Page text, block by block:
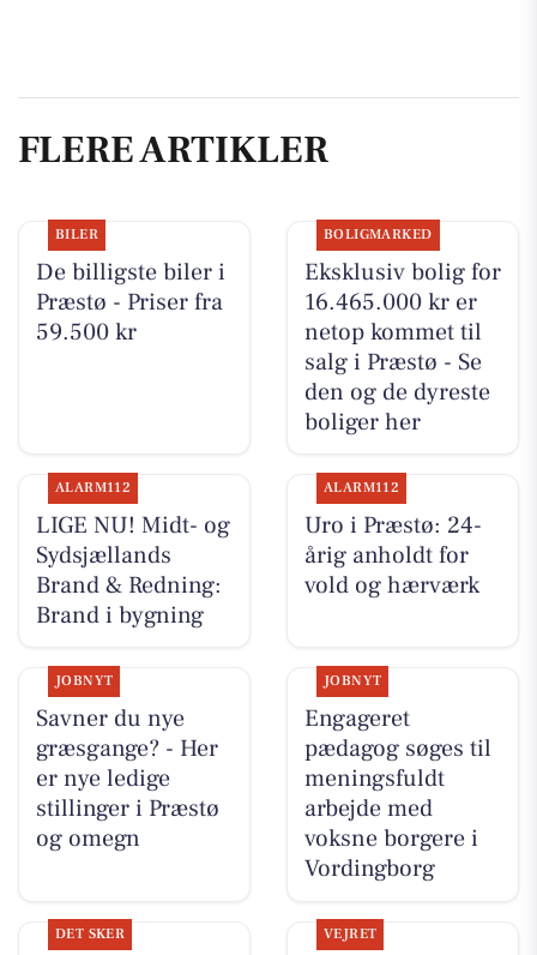
FLERE ARTIKLER
BILER
De billigste biler i
Præstø - Priser fra
59.500 kr
BOLIGMARKED
Eksklusiv bolig for
16.465.000 kr er
netop kommet til
salg i Præstø - Se
den og de dyreste
boliger her
ALARM112
LIGE NU! Midt- og
Sydsjællands
Brand & Redning:
Brand i bygning
ALARM112
Uro i Præstø: 24-
årig anholdt for
vold og hærværk
JOBNYT
Savner du nye
græsgange? - Her
er nye ledige
stillinger i Præstø
og omegn
JOBNYT
Engageret
pædagog søges til
meningsfuldt
arbejde med
voksne borgere i
Vordingborg
DET SKER VEJRET